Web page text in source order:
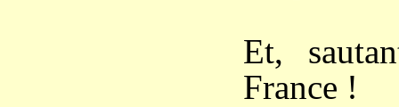
Et,
France !